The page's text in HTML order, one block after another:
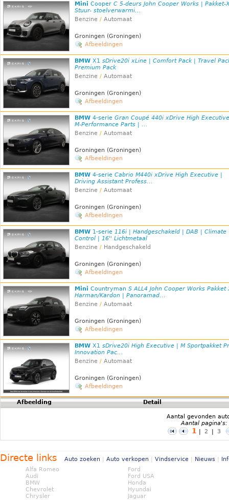
Mini Cooper C 5-deurs John Cooper Works | Pakket-
Stuur- stoelverwarmi...
Benzine / Automaat
Groningen (Groningen)
Afbeeldingen
BMW X1 sDrive20i xLine | Comfort Pack | Travel
Premium Pack
Benzine / Automaat
Groningen (Groningen)
Afbeeldingen
BMW 4-serie Gran Coupé 440i xDrive High
M-Performance Parts | ...
Benzine / Automaat
Groningen (Groningen)
Afbeeldingen
BMW 4-serie Cabrio M440i xDrive High Executive |
Driving Assistant Profess...
Benzine / Automaat
Groningen (Groningen)
Afbeeldingen
BMW 1-serie 116i | Handgeschakeld | DAB | Climate
Control | 16'' Lichtmetaal
Benzine / Handgeschakeld
Groningen (Groningen)
Afbeeldingen
Mini Countryman S ALL4 John Cooper Works Pakket
Harman/Kardon | Panoramad...
Benzine / Automaat
Groningen (Groningen)
Afbeeldingen
BMW X1 sDrive20i High Executive | M Sportpakket
Innovation Pac...
Benzine / Automaat
Groningen (Groningen)
Afbeeldingen
Afbeelding Detail
Aantal gevonden
Aantal pagina's:
1 | 2 | 3
Directe links Auto zoeken | Auto verkopen | Vindservice | Nieuws |
Alfa Romeo
Audi
BMW
Chevrolet
Chrysler
Ford
Ford USA
Honda
Hyundai
Jaguar